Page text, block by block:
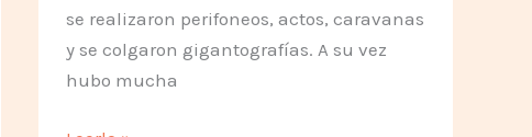
se realizaron perifoneos, actos, caravanas
y se colgaron gigantografías. A su vez
hubo mucha